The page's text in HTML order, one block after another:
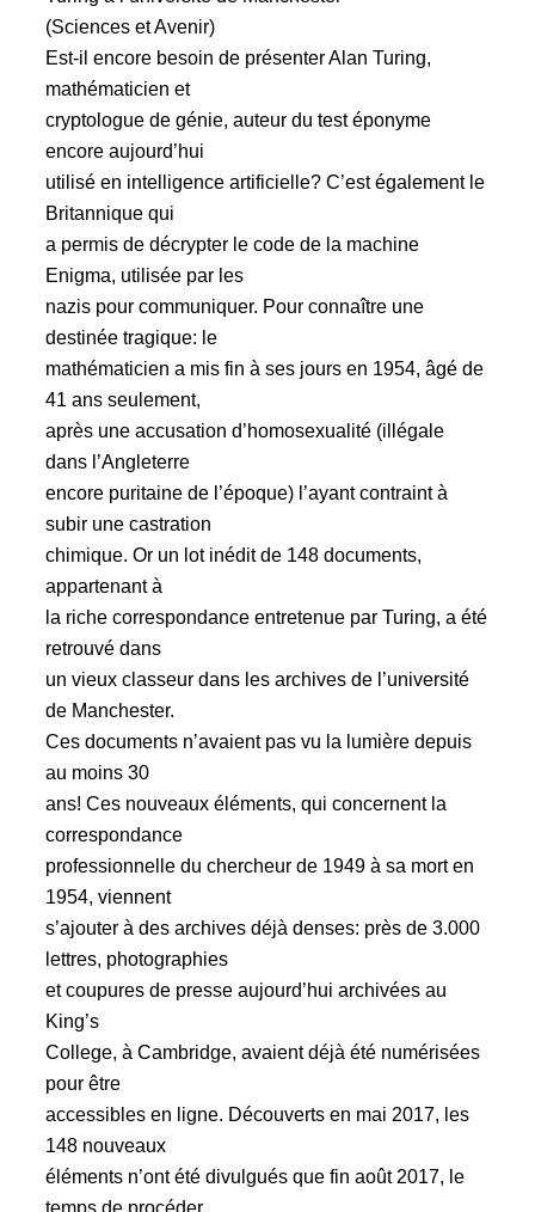
(Sciences et Avenir)
Est-il encore besoin de présenter Alan Turing,
mathématicien et
cryptologue de génie, auteur du test éponyme
encore aujourd’hui
utilisé en intelligence artificielle? C’est également le
Britannique qui
a permis de décrypter le code de la machine
Enigma, utilisée par les
nazis pour communiquer. Pour connaître une
destinée tragique: le
mathématicien a mis fin à ses jours en 1954, âgé de
41 ans seulement,
après une accusation d’homosexualité (illégale
dans l’Angleterre
encore puritaine de l’époque) l’ayant contraint à
subir une castration
chimique. Or un lot inédit de 148 documents,
appartenant à
la riche correspondance entretenue par Turing, a été
retrouvé dans
un vieux classeur dans les archives de l’université
de Manchester.
Ces documents n’avaient pas vu la lumière depuis
au moins 30
ans! Ces nouveaux éléments, qui concernent la
correspondance
professionnelle du chercheur de 1949 à sa mort en
1954, viennent
s’ajouter à des archives déjà denses: près de 3.000
lettres, photographies
et coupures de presse aujourd’hui archivées au
King’s
College, à Cambridge, avaient déjà été numérisées
pour être
accessibles en ligne. Découverts en mai 2017, les
148 nouveaux
éléments n’ont été divulgués que fin août 2017, le
temps de procéder